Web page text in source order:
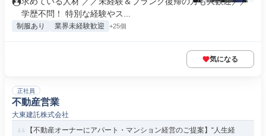
学歴不問！ 特別な経験やス...
制服あり 業界未経験歓迎 +25個
気になる
正社員
不動産営業
大東建託株式会社
【不動産オーナーにアパート・マンション経営のご提案】“人生経